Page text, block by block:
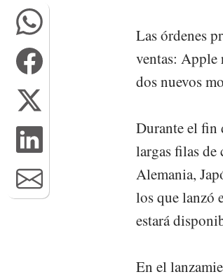
Las órdenes
ventas: Apple
dos nuevos
Durante el fin
largas filas de
Alemania,
los que lanzó
estará
En el